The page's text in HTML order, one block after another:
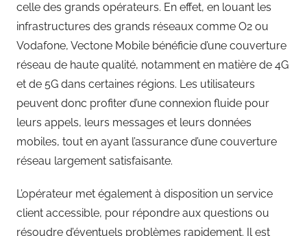
celle des grands opérateurs. En effet, en louant les
infrastructures des grands réseaux comme O2 ou
Vodafone, Vectone Mobile bénéficie d’une couverture
réseau de haute qualité, notamment en matière de 4G
et de 5G dans certaines régions. Les utilisateurs
peuvent donc profiter d’une connexion fluide pour
leurs appels, leurs messages et leurs données
mobiles, tout en ayant l’assurance d’une couverture
réseau largement satisfaisante.
L’opérateur met également à disposition un service
client accessible, pour répondre aux questions ou
résoudre d’éventuels problèmes rapidement. Il est